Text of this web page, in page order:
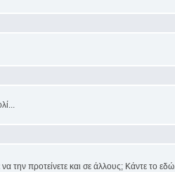
την προτείνετε και σε άλλους; Κάντε το εδώ.